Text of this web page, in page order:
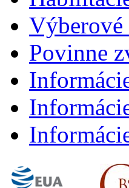
Výberové
Povinne